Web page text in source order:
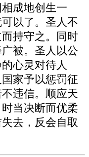
成地创生一
以了。圣人不
持守之。同时
被。圣人以公
心灵对待人
家予以惩罚征
违信。顺应天
当决断而优柔
去，反会自取